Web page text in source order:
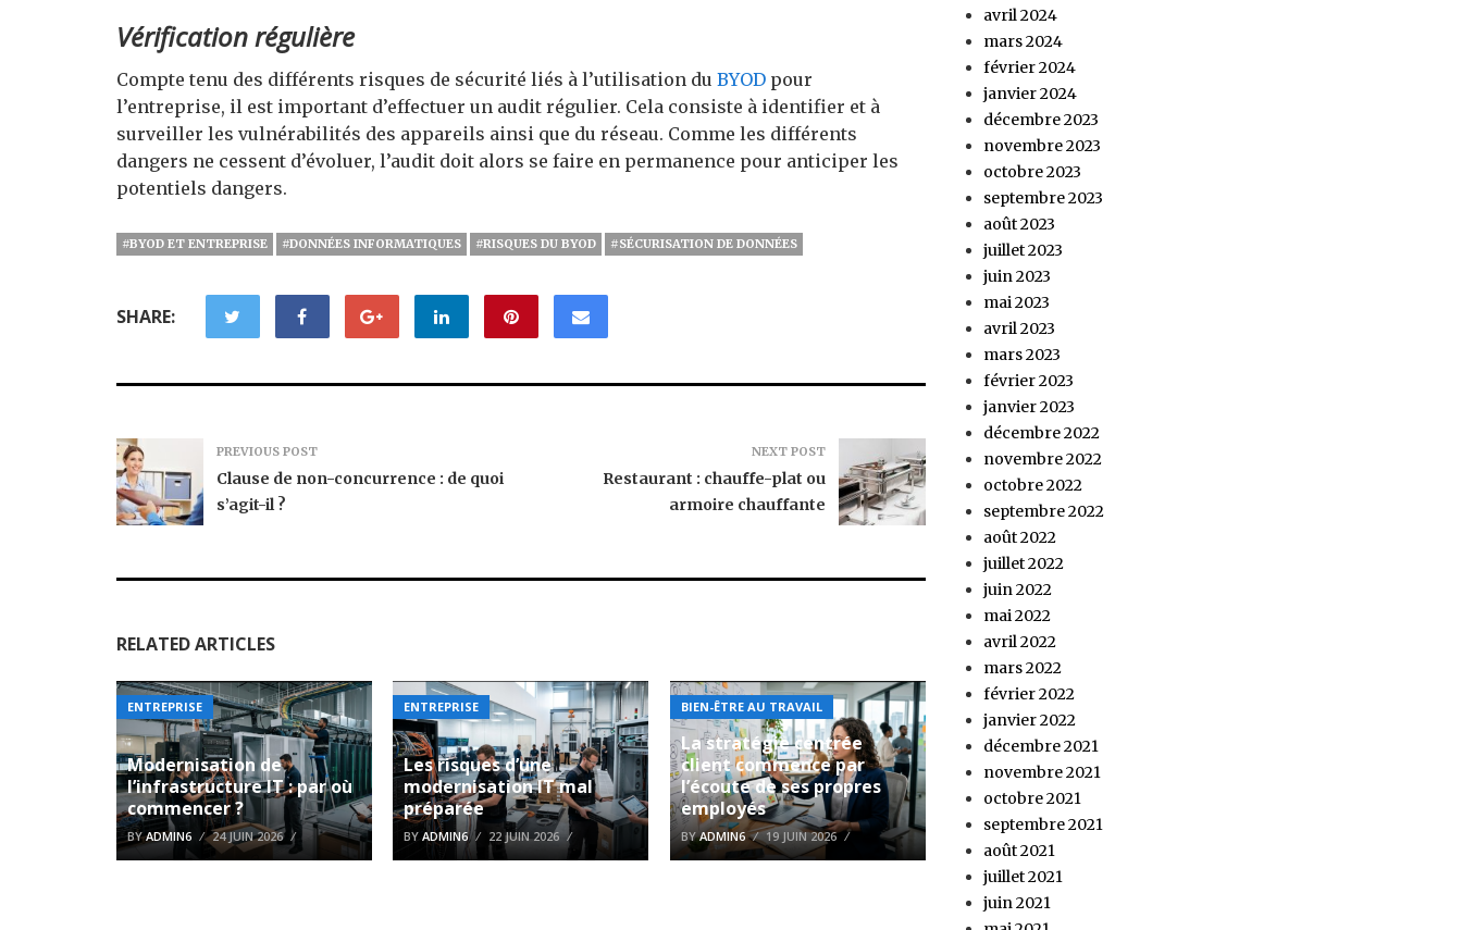
Vérification régulière
Compte tenu des différents risques de sécurité liés à l’utilisation du BYOD pour
l’entreprise, il est important d’effectuer un audit régulier. Cela consiste à identifier et à
surveiller les vulnérabilités des appareils ainsi que du réseau. Comme les différents
dangers ne cessent d’évoluer, l’audit doit alors se faire en permanence pour anticiper les
potentiels dangers.
#BYOD ET ENTREPRISE #DONNÉES INFORMATIQUES #RISQUES DU BYOD #SÉCURISATION DE DONNÉES
SHARE:
PREVIOUS POST
Clause de non-concurrence : de quoi
s’agit-il ?
NEXT POST
Restaurant : chauffe-plat ou
armoire chauffante
RELATED ARTICLES
ENTREPRISE
Modernisation de
l’infrastructure IT : par où
commencer ?
BYADMIN6 24 JUIN 2026
ENTREPRISE
Les risques d’une
modernisation IT mal
préparée
BYADMIN6 22 JUIN 2026
BIEN-ÊTRE AU TRAVAIL
La stratégie centrée
client commence par
l’écoute de ses propres
employés
BYADMIN6 19 JUIN 2026
avril 2024
mars 2024
février 2024
janvier 2024
décembre 2023
novembre 2023
octobre 2023
septembre 2023
août 2023
juillet 2023
juin 2023
mai 2023
avril 2023
mars 2023
février 2023
janvier 2023
décembre 2022
novembre 2022
octobre 2022
septembre 2022
août 2022
juillet 2022
juin 2022
mai 2022
avril 2022
mars 2022
février 2022
janvier 2022
décembre 2021
novembre 2021
octobre 2021
septembre 2021
août 2021
juillet 2021
juin 2021